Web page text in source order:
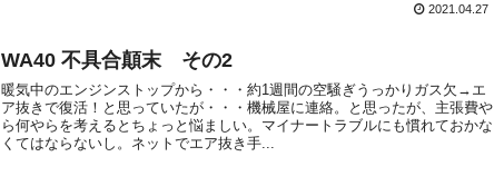
2021.04.27
WA40 不具合顛末 その2
暖気中のエンジンストップから・・・約1週間の空騒ぎうっかりガス欠→エ
ア抜きで復活！と思っていたが・・・機械屋に連絡。と思ったが、主張費や
ら何やらを考えるとちょっと悩ましい。マイナートラブルにも慣れておかな
くてはならないし。ネットでエア抜き手...